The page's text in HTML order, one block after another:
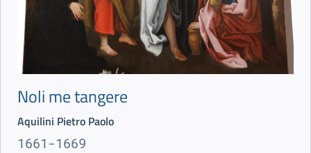
Noli me tangere
Aquilini Pietro Paolo
1661-1669